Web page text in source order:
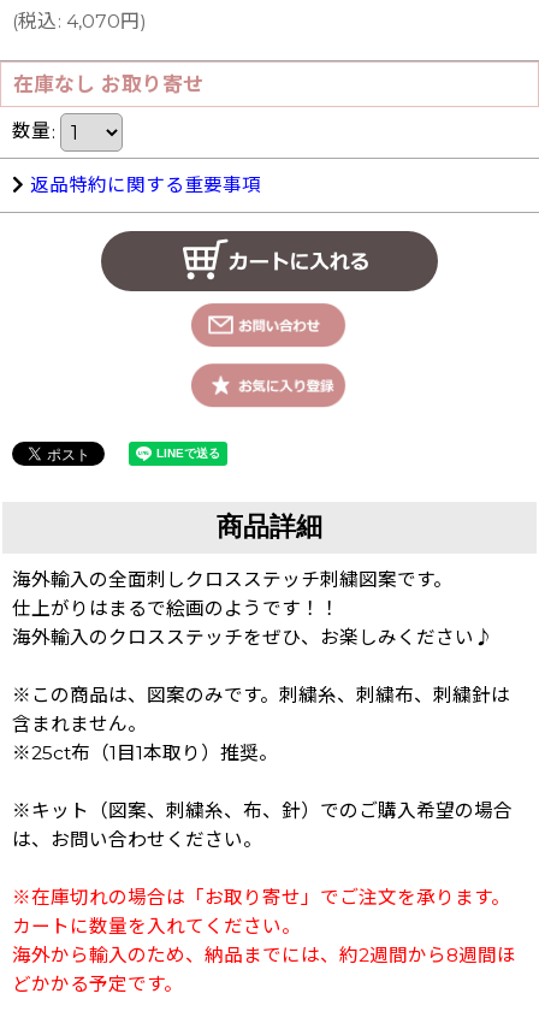
(税込: 4,070円 )
在庫なし お取り寄せ
数量:
返品特約に関する重要事項
商品詳細
海外輸入の全面刺しクロスステッチ刺繍図案です。
仕上がりはまるで絵画のようです！！
海外輸入のクロスステッチをぜひ、お楽しみください♪
※この商品は、図案のみです。刺繍糸、刺繍布、刺繍針は
含まれません。
※25ct布（1目1本取り）推奨。
※キット（図案、刺繍糸、布、針）でのご購入希望の場合
は、お問い合わせください。
※在庫切れの場合は「お取り寄せ」でご注文を承ります。
カートに数量を入れてください。
海外から輸入のため、納品までには、約2週間から8週間ほ
どかかる予定です。